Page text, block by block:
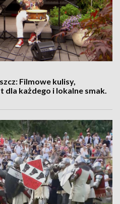
Filmowe kulisy,
dla każdego i lokalne smak.